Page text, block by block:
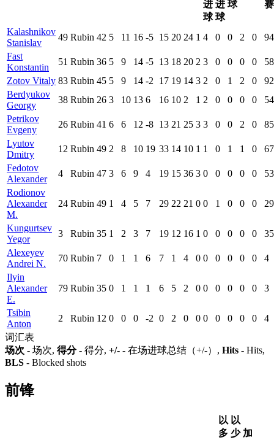
进
球
进
球
球 赛
Kalashnikov
Stanislav
49 Rubin 42 5 11 16 -5 15 20 24 1 4 0 0 2 0
94
Fast
Konstantin
51 Rubin 36 5 9 14 -5 13 18 20 2 3 0 0 0 0
58
Zotov Vitaly 83 Rubin 45 5 9 14 -2 17 19 14 3 2 0 1 2 0
92
Berdyukov
Georgy
38 Rubin 26 3 10 13 6 16 10 2 1 2 0 0 0 0
54
Petrikov
Evgeny
26 Rubin 41 6 6 12 -8 13 21 25 3 3 0 0 2 0
85
Lyutov
Dmitry
12 Rubin 49 2 8 10 19 33 14 10 1 1 0 1 1 0
67
Fedotov
Alexander
4 Rubin 47 3 6 9 4 19 15 36 3 0 0 0 0 0
53
Rodionov
Alexander
M.
24 Rubin 49 1 4 5 7 29 22 21 0 0 1 0 0 0 29
Kungurtsev
Yegor
3 Rubin 35 1 2 3 7 19 12 16 1 0 0 0 0 0
35
Alexeyev
Andrei N.
70 Rubin 7 0 1 1 6 7 1 4 0 0 0 0 0 0
4
Ilyin
Alexander
E.
79 Rubin 35 0 1 1 1 6 5 2 0 0 0 0 0 0 3
Tsibin
Anton
2 Rubin 12 0 0 0 -2 0 2 0 0 0 0 0 0 0
4
词汇表
场次 - 场次, 得分- 得分, +/- - 在场进球总结（+/-）, Hits - Hits,
BLS - Blocked shots
前锋
以
多
以
少 加